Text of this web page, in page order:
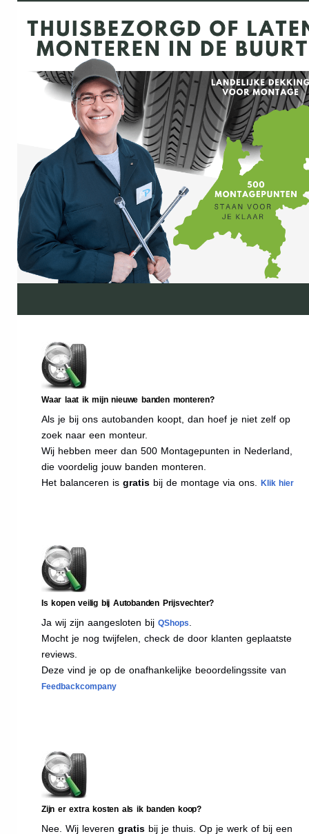
Waar laat ik mijn nieuwe banden monteren?
Als je bij ons autobanden koopt, dan hoef je niet zelf op
zoek naar een monteur.
Wij hebben meer dan 500 Montagepunten in Nederland,
die voordelig jouw banden monteren.
Het balanceren is gratis bij de montage via ons. Klik hier
Is kopen veilig bij Autobanden Prijsvechter?
Ja wij zijn aangesloten bij QShops
Mocht je nog twijfelen, check de door klanten geplaatste
reviews.
Deze vind je op de onafhankelijke beoordelingssite van
Feedbackcompany
Zijn er extra kosten als ik banden koop?
Nee. Wij leveren gratis bij je thuis. Op je werk of bij een